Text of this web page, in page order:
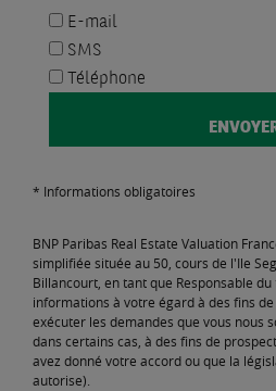
E-mail
SMS
Téléphone
* Informations obligatoires
BNP Paribas Real Estate Valuation
simplifiée située au 50, cours de l'Ile
Billancourt, en tant que Responsable
informations à votre égard à des fins
exécuter les demandes que vous nous
dans certains cas, à des fins de
avez donné votre accord ou que la
autorise).